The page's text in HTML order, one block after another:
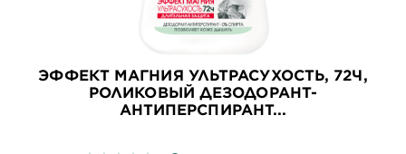
ЭФФЕКТ МАГНИЯ УЛЬТРАСУХОСТЬ, 72Ч,
РОЛИКОВЫЙ ДЕЗОДОРАНТ-
АНТИПЕРСПИРАНТ...